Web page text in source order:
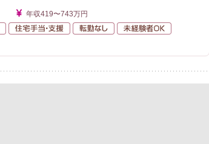
年収419〜743万円
年間休日120日以上 住宅手当・支援 転勤なし